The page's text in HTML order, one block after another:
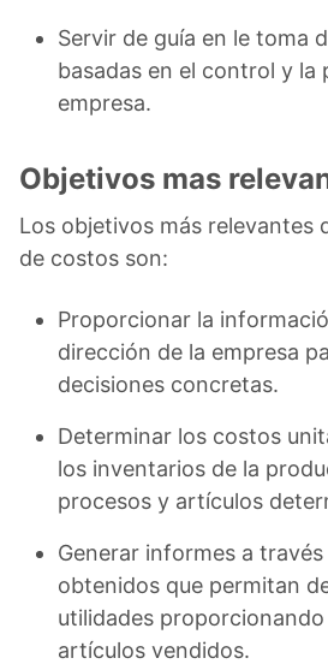
Servir de guía en le toma
basadas en el control y la
empresa.
Objetivos mas
Los objetivos más relevantes
de costos son:
Proporcionar la
dirección de la empresa
decisiones concretas.
Determinar los costos
los inventarios de la
procesos y artículos
Generar informes a
obtenidos que permitan
utilidades
artículos vendidos.